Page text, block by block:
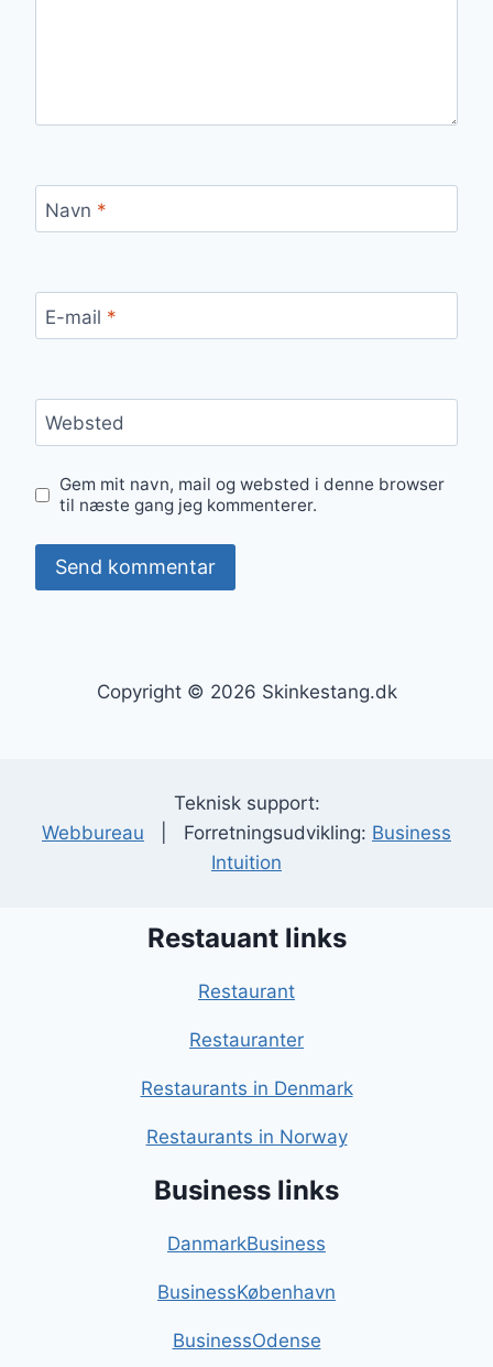
Navn *
E-mail *
Websted
Gem mit navn, mail og websted i denne browser
til næste gang jeg kommenterer.
Copyright © 2026 Skinkestang.dk
Teknisk support:
Webbureau | Forretningsudvikling: Business
Intuition
Restauant links
Restaurant
Restauranter
Restaurants in Denmark
Restaurants in Norway
Business links
DanmarkBusiness
BusinessKøbenhavn
BusinessOdense